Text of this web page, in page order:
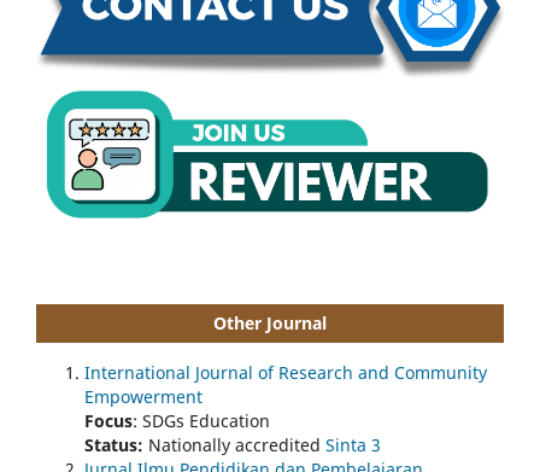
Other Journal
International Journal of Research and Community
Empowerment
Focus: SDGs Education
Status: Nationally accredited Sinta 3